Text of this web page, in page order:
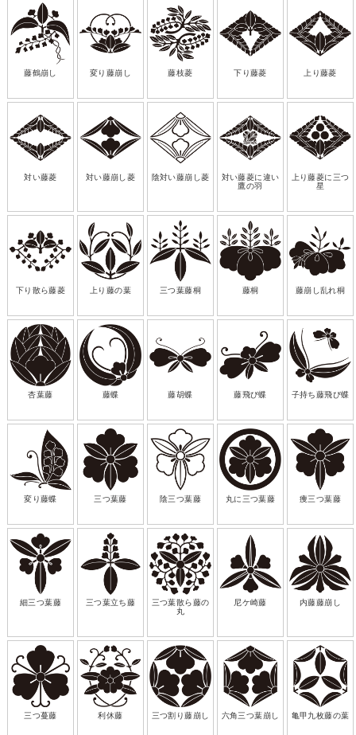
藤鶴崩し 変り藤崩し 藤枝菱 下り藤菱 上り藤菱
対い藤菱 対い藤崩し菱 陰対い藤崩し菱
対い藤菱に違い
鷹の羽
上り藤菱に三つ
星
下り散ら藤菱 上り藤の葉 三つ葉藤桐 藤桐 藤崩し乱れ桐
杏葉藤 藤蝶 藤胡蝶 藤飛び蝶 子持ち藤飛び蝶
変り藤蝶 三つ葉藤 陰三つ葉藤 丸に三つ葉藤 痩三つ葉藤
細三つ葉藤 三つ葉立ち藤
三つ葉散ら藤の
丸
尼ケ崎藤 内藤藤崩し
三つ蔓藤 利休藤 三つ割り藤崩し 六角三つ葉崩し 亀甲九枚藤の葉